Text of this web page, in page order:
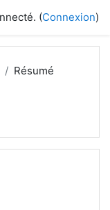
(Connexion)
Résumé